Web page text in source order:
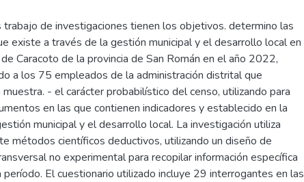
trabajo de investigaciones tienen los objetivos. determino las
existe a través de la gestión municipal y el desarrollo local en
Caracoto de la provincia de San Román en el año 2022,
a los 75 empleados de la administración distrital que
muestra. - el carácter probabilístico del censo, utilizando para
en las que contienen indicadores y establecido en la
municipal y el desarrollo local. La investigación utiliza
métodos científicos deductivos, utilizando un diseño de
no experimental para recopilar información específica
período. El cuestionario utilizado incluye 29 interrogantes en las